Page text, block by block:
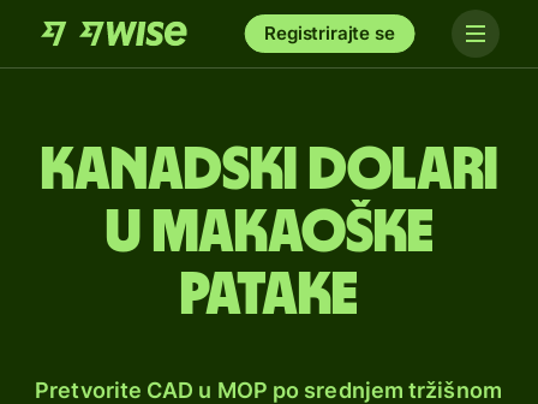
Registrirajte se
Kanadski dolari
u makaoške
patake
Pretvorite CAD u MOP po srednjem tržišnom